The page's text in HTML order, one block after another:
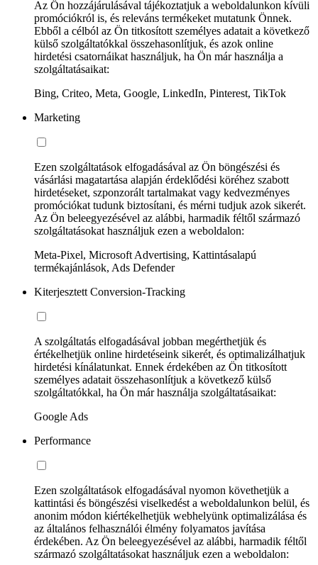
Az Ön hozzájárulásával tájékoztatjuk a weboldalunkon kívüli
promóciókról is, és releváns termékeket mutatunk Önnek.
Ebből a célból az Ön titkosított személyes adatait a következő
külső szolgáltatókkal összehasonlítjuk, és azok online
hirdetési csatornáikat használjuk, ha Ön már használja a
szolgáltatásaikat:
Bing, Criteo, Meta, Google, LinkedIn, Pinterest, TikTok
Marketing
Ezen szolgáltatások elfogadásával az Ön böngészési és
vásárlási magatartása alapján érdeklődési köréhez szabott
hirdetéseket, szponzorált tartalmakat vagy kedvezményes
promóciókat tudunk biztosítani, és mérni tudjuk azok sikerét.
Az Ön beleegyezésével az alábbi, harmadik féltől származó
szolgáltatásokat használjuk ezen a weboldalon:
Meta-Pixel, Microsoft Advertising, Kattintásalapú
termékajánlások, Ads Defender
Kiterjesztett Conversion-Tracking
A szolgáltatás elfogadásával jobban megérthetjük és
értékelhetjük online hirdetéseink sikerét, és optimalizálhatjuk
hirdetési kínálatunkat. Ennek érdekében az Ön titkosított
személyes adatait összehasonlítjuk a következő külső
szolgáltatókkal, ha Ön már használja szolgáltatásaikat:
Google Ads
Performance
Ezen szolgáltatások elfogadásával nyomon követhetjük a
kattintási és böngészési viselkedést a weboldalunkon belül, és
anonim módon kiértékelhetjük webhelyünk optimalizálása és
az általános felhasználói élmény folyamatos javítása
érdekében. Az Ön beleegyezésével az alábbi, harmadik féltől
származó szolgáltatásokat használjuk ezen a weboldalon: